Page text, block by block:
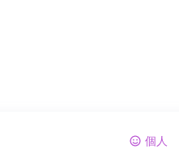
個人